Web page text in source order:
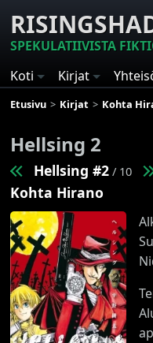
SPEKULATIIVISTA
Koti
Kirjat
Etusivu Kirjat Kohta
Hellsing 2
Hellsing #2 / 10
Kohta Hirano